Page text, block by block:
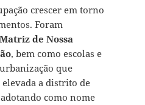
crescer em torno
Foram
de Nossa
, bem como escolas e
que
a distrito de
como nome